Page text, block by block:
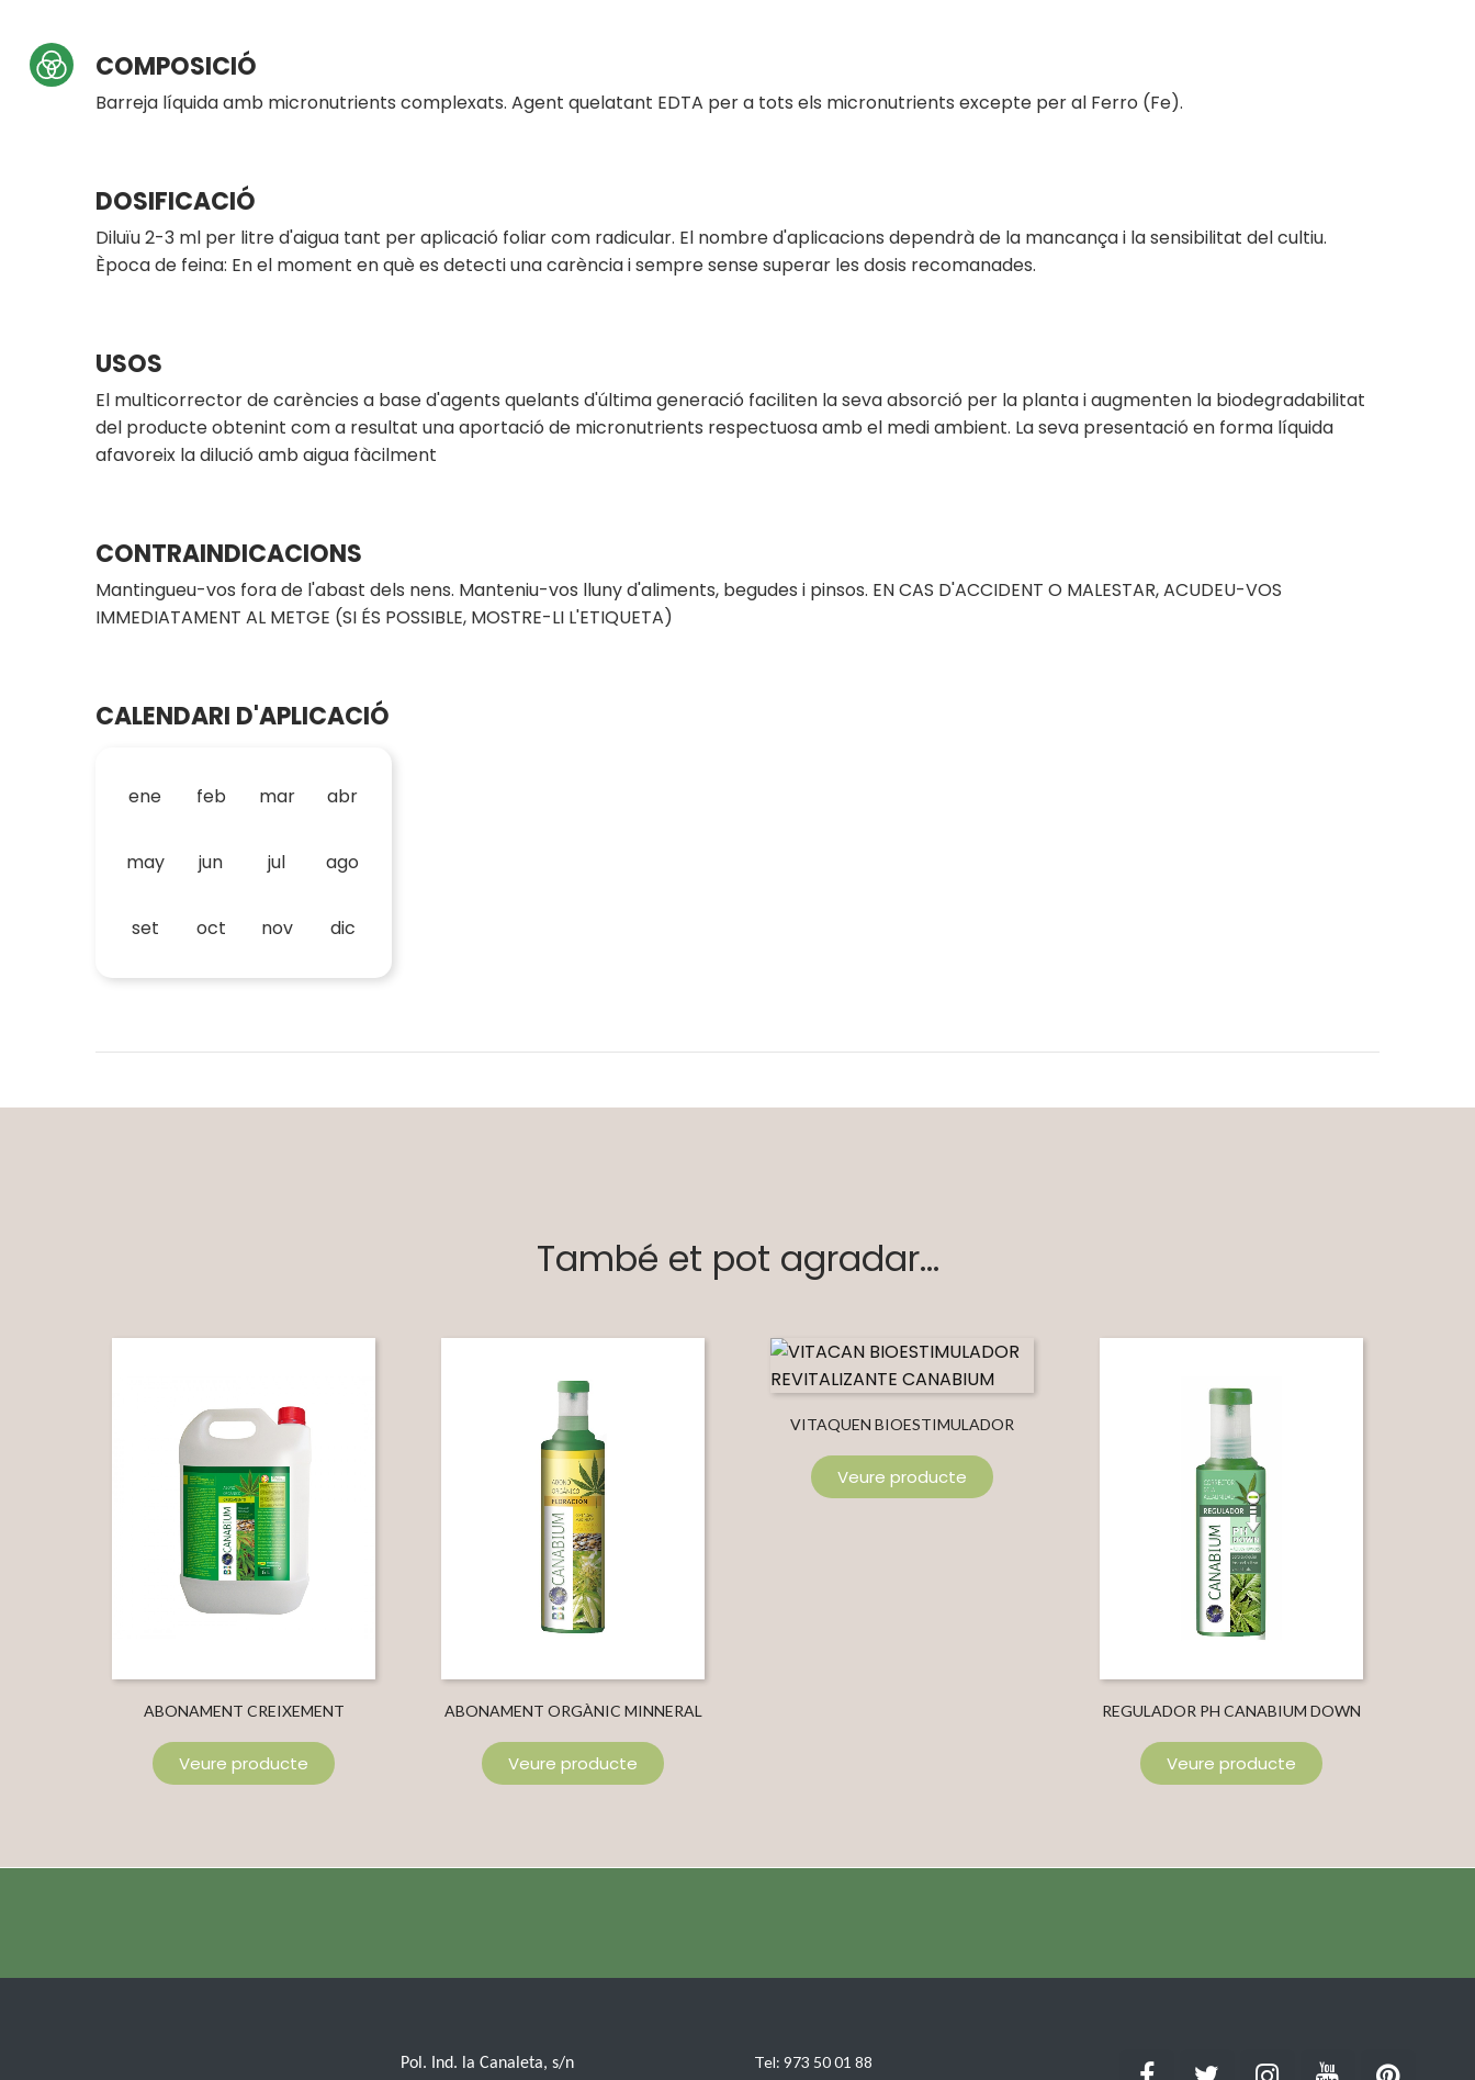
COMPOSICIÓ
Barreja líquida amb micronutrients complexats. Agent quelatant EDTA per a tots els micronutrients excepte per al Ferro (Fe).
DOSIFICACIÓ
Diluïu 2-3 ml per litre d'aigua tant per aplicació foliar com radicular. El nombre d'aplicacions dependrà de la mancança i la sensibilitat del cultiu.
Època de feina: En el moment en què es detecti una carència i sempre sense superar les dosis recomanades.
USOS
El multicorrector de carències a base d'agents quelants d'última generació faciliten la seva absorció per la planta i augmenten la biodegradabilitat
del producte obtenint com a resultat una aportació de micronutrients respectuosa amb el medi ambient. La seva presentació en forma líquida
afavoreix la dilució amb aigua fàcilment
CONTRAINDICACIONS
Mantingueu-vos fora de l'abast dels nens. Manteniu-vos lluny d'aliments, begudes i pinsos. EN CAS D'ACCIDENT O MALESTAR, ACUDEU-VOS
IMMEDIATAMENT AL METGE (SI ÉS POSSIBLE, MOSTRE-LI L'ETIQUETA)
CALENDARI D'APLICACIÓ
ene feb mar abr
may jun jul ago
set oct nov dic
També et pot agradar...
ABONAMENT CREIXEMENT
Veure producte
ABONAMENT ORGÀNIC MINNERAL
Veure producte
VITAQUEN BIOESTIMULADOR
Veure producte
REGULADOR PH CANABIUM DOWN
Veure producte
Pol. Ind. la Canaleta, s/n Tel: 973 50 01 88